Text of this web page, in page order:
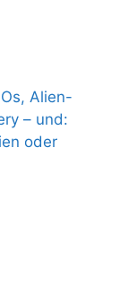
Alien-
– und:
oder